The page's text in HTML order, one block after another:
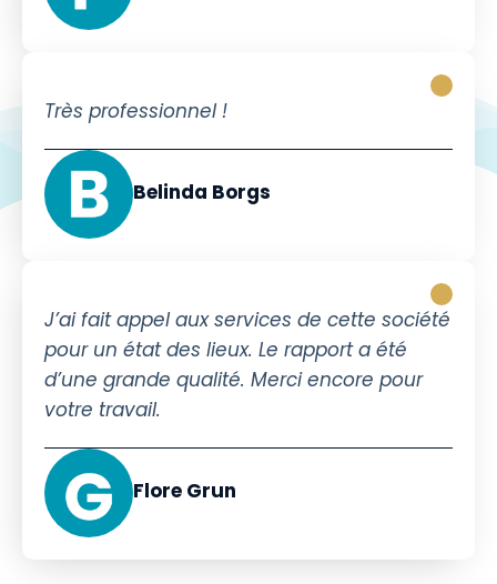
Très professionnel !
Belinda Borgs
J’ai fait appel aux services de cette société
pour un état des lieux. Le rapport a été
d’une grande qualité. Merci encore pour
votre travail.
Flore Grun